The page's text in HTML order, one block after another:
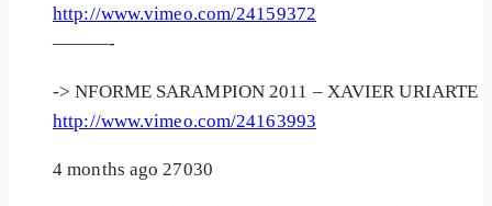
http://www.vimeo.com/24159372
———-
-> NFORME SARAMPION 2011 – XAVIER URIARTE
http://www.vimeo.com/24163993
4 months ago 27030